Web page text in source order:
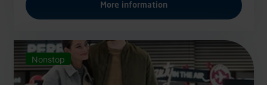
More information
Nonstop